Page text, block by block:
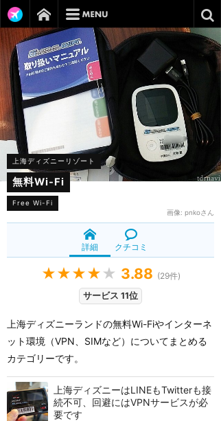
上海ディズニーリゾート
無料Wi-Fi
Free Wi-Fi
画像: pnkoさん
詳細 クチコミ
★★★★ ★ 3.88 (29件)
サービス 11位
上海ディズニーランドの無料Wi-Fiやインターネ
ット環境（VPN、SIMなど）についてまとめる
カテゴリーです。
上海ディズニーはLINEもTwitterも接
続不可、回避にはVPNサービスが必
要です